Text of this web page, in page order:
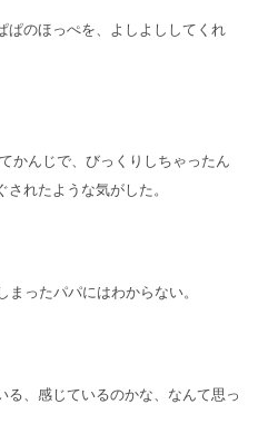
ぱのほっぺを、よしよししてくれ
かんじで、びっくりしちゃったん
れたような気がした。
ったパパにはわからない。
、感じているのかな、なんて思っ